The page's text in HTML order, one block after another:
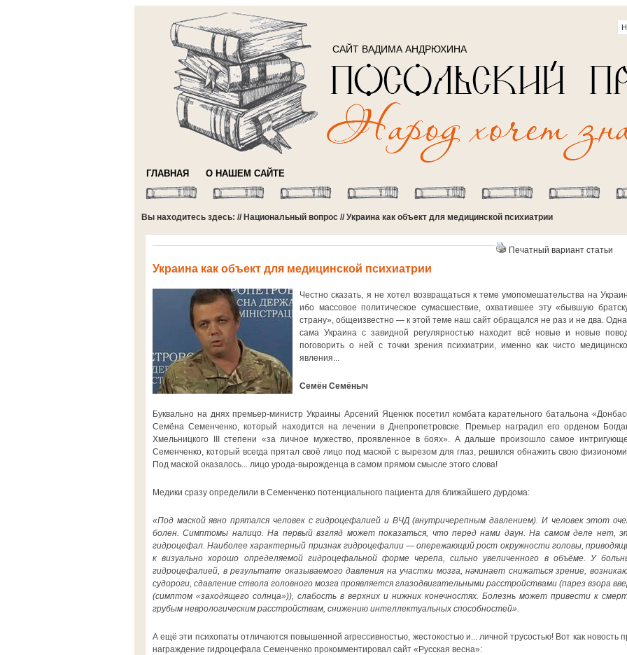
САЙТ ВАДИМА АНДРЮХИНА
ГЛАВНАЯ О НАШЕМ САЙТЕ
Вы находитесь здесь: // Национальный вопрос // Украина как объект для медицинской психиатрии
Печатный вариант статьи
Украина как объект для медицинской психиатрии
Честно сказать, я не хотел возвращаться к теме умопомешательства на
ибо массовое политическое сумасшествие, охватившее эту «бывшую
страну», общеизвестно — к этой теме наш сайт обращался не раз и не два.
сама Украина с завидной регулярностью находит всё новые и новые
поговорить о ней с точки зрения психиатрии, именно как чисто
явления...
Семён Семёныч
Буквально на днях премьер-министр Украины Арсений Яценюк посетил комбата карательного батальона
Семёна Семенченко, который находится на лечении в Днепропетровске. Премьер наградил его орденом
Хмельницкого III степени «за личное мужество, проявленное в боях». А дальше произошло самое
Семенченко, который всегда прятал своё лицо под маской с вырезом для глаз, решился обнажить свою
Под маской оказалось... лицо урода-вырожденца в самом прямом смысле этого слова!
Медики сразу определили в Семенченко потенциального пациента для ближайшего дурдома:
«Под маской явно прятался человек с гидроцефалией и ВЧД (внутричерепным давлением). И человек этот
болен. Симптомы налицо. На первый взгляд может показаться, что перед нами даун. На самом деле нет,
гидроцефал. Наиболее характерный признак гидроцефалии — опережающий рост окружности головы,
к визуально хорошо определяемой гидроцефальной форме черепа, сильно увеличенного в объёме. У
гидроцефалией, в результате оказываемого давления на участки мозга, начинает снижаться зрение,
судороги, сдавление ствола головного мозга проявляется глазодвигательными расстройствами (парез взора
(симптом «заходящего солнца»)), слабость в верхних и нижних конечностях. Болезнь может привести к
грубым неврологическим расстройствам, снижению интеллектуальных способностей».
А ещё эти психопаты отличаются повышенной агрессивностью, жестокостью и... личной трусостью! Вот как новость
награждение гидроцефала Семенченко прокомментировал сайт «Русская весна»: